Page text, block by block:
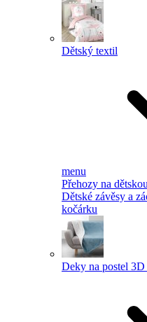
Dětský textil
menu
Přehozy na
Dětské závěsy a
kočárku
Deky na postel